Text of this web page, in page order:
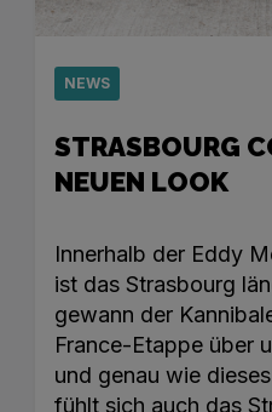
NEWS
STRASBOURG
NEUEN LOOK
Innerhalb der Eddy
ist das Strasbourg
gewann der
France-Etappe über
und genau wie
fühlt sich auch das